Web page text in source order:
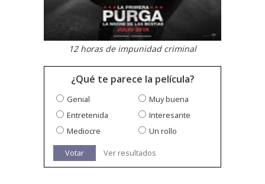
12 horas de impunidad criminal
¿Qué te parece la película?
Genial
Muy buena
Entretenida
Interesante
Mediocre
Un rollo
Votar Ver resultados